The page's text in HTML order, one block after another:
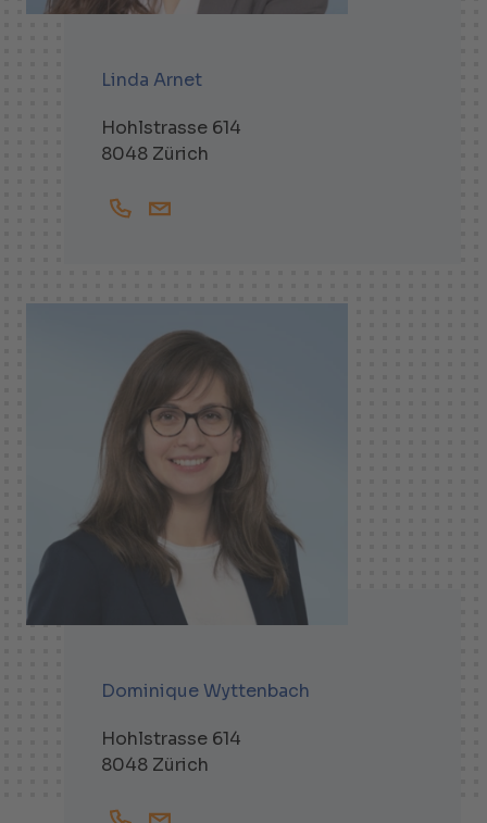
Linda Arnet
Hohlstrasse 614
8048 Zürich
+41444381825
Linda.Arnet@helbling.ch
Dominique Wyttenbach
Hohlstrasse 614
8048 Zürich